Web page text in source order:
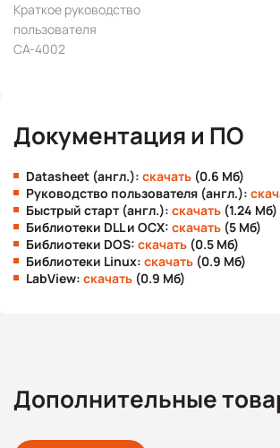
Краткое руководство
пользователя
CA-4002
Документация и ПО
Datasheet (англ.): скачать (0.6 Мб)
Руководство пользователя (англ.):
Быстрый старт (англ.): скачать (1.24 Мб)
Библиотеки DLL и OCX: скачать (5 Мб)
Библиотеки DOS: скачать (0.5 Мб)
Библиотеки Linux: скачать (0.9 Мб)
LabView: скачать (0.9 Мб)
Дополнительные